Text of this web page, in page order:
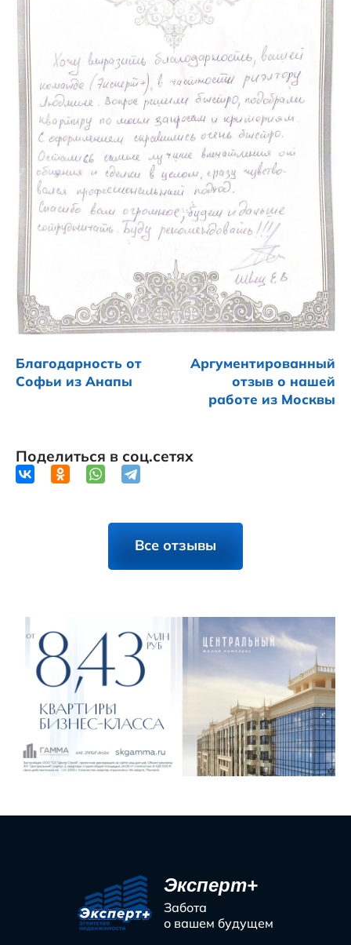
Благодарность от
Софьи из Анапы
Аргументированный
отзыв о нашей
работе из Москвы
Поделиться в соц.сетях
Все отзывы
Эксперт+
Забота
о вашем будущем